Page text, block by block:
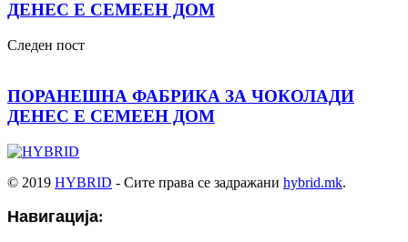
ДЕНЕС Е СЕМЕЕН ДОМ
Следен пост
ПОРАНЕШНА ФАБРИКА ЗА ЧОКОЛАДИ
ДЕНЕС Е СЕМЕЕН ДОМ
© 2019 HYBRID - Сите права се задражани hybrid.mk.
Навигација: